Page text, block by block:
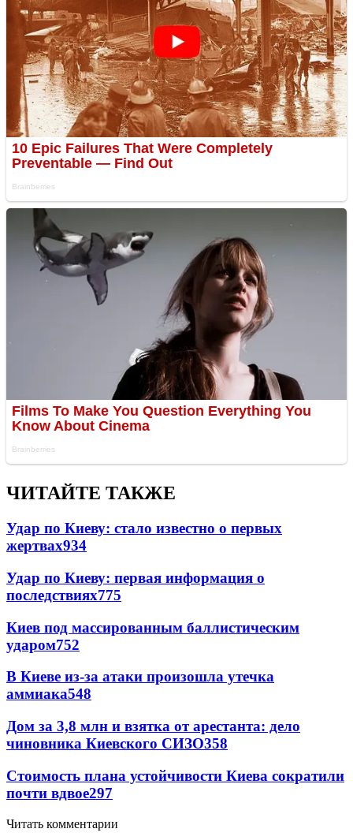
ЧИТАЙТЕ ТАКЖЕ
Удар по Киеву: стало известно о первых
жертвах934
Удар по Киеву: первая информация о
последствиях775
Киев под массированным баллистическим
ударом752
В Киеве из-за атаки произошла утечка
аммиака548
Дом за 3,8 млн и взятка от арестанта: дело
чиновника Киевского СИЗО358
Стоимость плана устойчивости Киева сократили
почти вдвое297
Читать комментарии